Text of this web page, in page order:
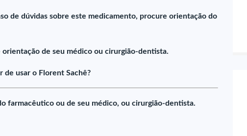
de dúvidas sobre este medicamento, procure orientação do
de seu médico ou cirurgião-dentista.
de usar o Florent Sachê?
farmacêutico ou de seu médico, ou cirurgião-dentista.